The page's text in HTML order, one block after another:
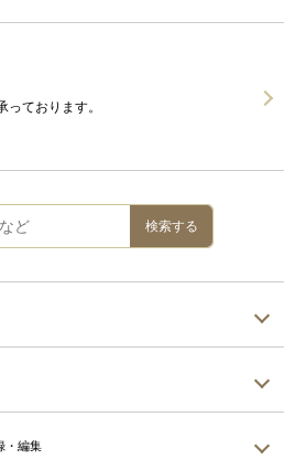
ております。
検索する
・編集